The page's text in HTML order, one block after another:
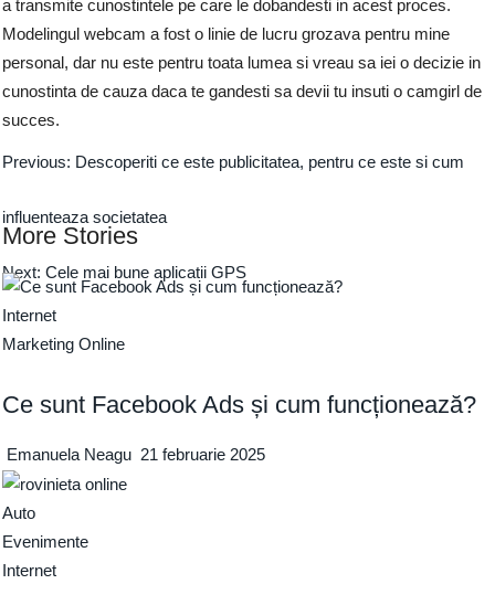
a transmite cunostintele pe care le dobandesti in acest proces.
Modelingul webcam a fost o linie de lucru grozava pentru mine
personal, dar nu este pentru toata lumea si vreau sa iei o decizie in
cunostinta de cauza daca te gandesti sa devii tu insuti o camgirl de
succes.
Previous: Descoperiti ce este publicitatea, pentru ce este si cum
influenteaza societatea
Next:Cele mai bune aplicatii GPS
More Stories
Internet
Marketing Online
Ce sunt Facebook Ads și cum funcționează?
Emanuela Neagu 21 februarie 2025
Auto
Evenimente
Internet